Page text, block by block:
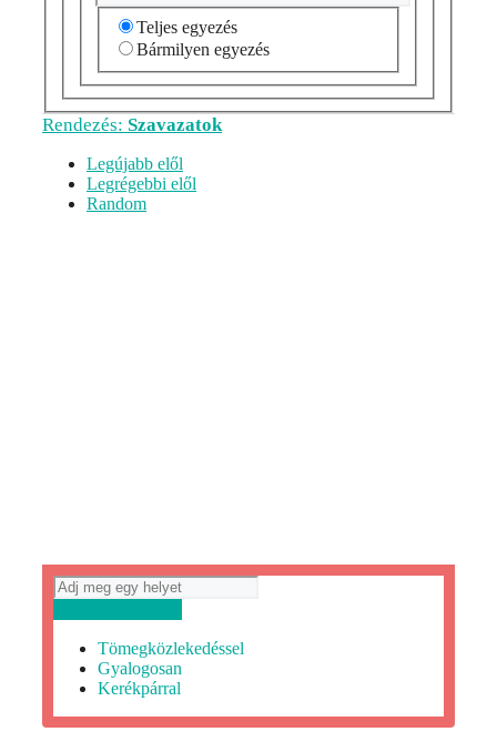
Teljes egyezés
Bármilyen egyezés
Rendezés: Szavazatok
Legújabb elől
Legrégebbi elől
Random
Tömegközlekedéssel
Gyalogosan
Kerékpárral